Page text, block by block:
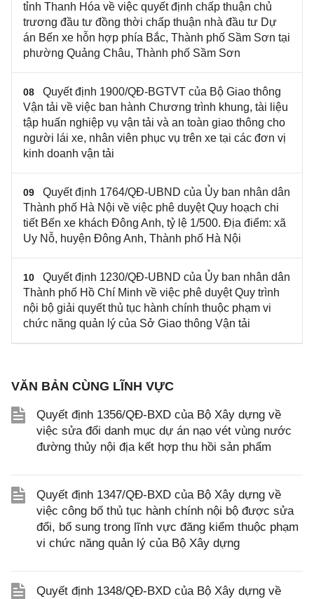
tỉnh Thanh Hóa về việc quyết định chấp thuận chủ
trương đầu tư đồng thời chấp thuận nhà đầu tư Dự
án Bến xe hỗn hợp phía Bắc, Thành phố Sầm Sơn tại
phường Quảng Châu, Thành phố Sầm Sơn
08
Quyết định 1900/QĐ-BGTVT của Bộ Giao thông
Vận tải về việc ban hành Chương trình khung, tài liệu
tập huấn nghiệp vụ vận tải và an toàn giao thông cho
người lái xe, nhân viên phục vụ trên xe tại các đơn vị
kinh doanh vận tải
09
Quyết định 1764/QĐ-UBND của Ủy ban nhân dân
Thành phố Hà Nội về việc phê duyệt Quy hoạch chi
tiết Bến xe khách Đông Anh, tỷ lệ 1/500. Địa điểm: xã
Uy Nỗ, huyện Đông Anh, Thành phố Hà Nội
10
Quyết định 1230/QĐ-UBND của Ủy ban nhân dân
Thành phố Hồ Chí Minh về việc phê duyệt Quy trình
nội bộ giải quyết thủ tục hành chính thuộc phạm vi
chức năng quản lý của Sở Giao thông Vận tải
VĂN BẢN CÙNG LĨNH VỰC
Quyết định 1356/QĐ-BXD của Bộ Xây dựng về
việc sửa đổi danh mục dự án nạo vét vùng nước
đường thủy nội địa kết hợp thu hồi sản phẩm
Quyết định 1347/QĐ-BXD của Bộ Xây dựng về
việc công bố thủ tục hành chính nội bộ được sửa
đổi, bổ sung trong lĩnh vực đăng kiểm thuộc phạm
vi chức năng quản lý của Bộ Xây dựng
Quyết định 1348/QĐ-BXD của Bộ Xây dựng về